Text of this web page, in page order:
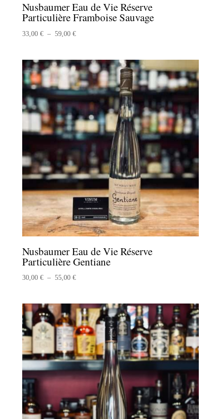
Nusbaumer Eau de Vie Réserve
Particulière Framboise Sauvage
33,00 € – 59,00 €Plage
33,00 €
à
59,00 €
Nusbaumer Eau de Vie Réserve
Particulière Gentiane
30,00 € – 55,00 €Plage
30,00 €
à
55,00 €